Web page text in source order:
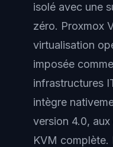
isolé avec une
zéro. Proxmox
virtualisation
imposée
infrastructures
intègre
version 4.0,
KVM complète.